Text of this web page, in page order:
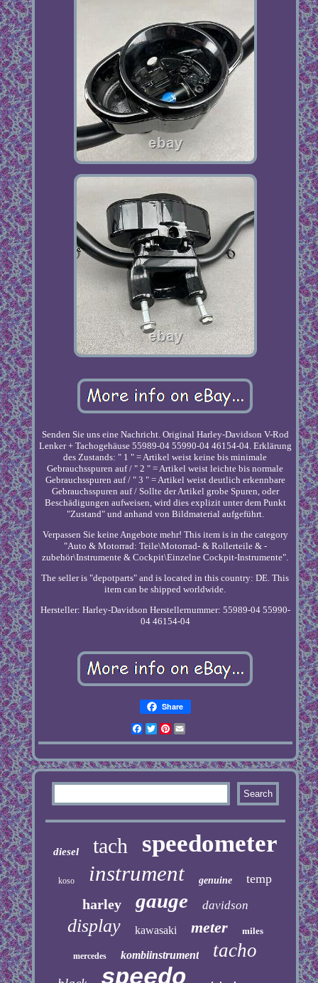
Senden Sie uns eine Nachricht. Original Harley-Davidson V-Rod
Lenker + Tachogehäuse 55989-04 55990-04 46154-04. Erklärung
des Zustands: " 1 " = Artikel weist keine bis minimale
Gebrauchsspuren auf / " 2 " = Artikel weist leichte bis normale
Gebrauchsspuren auf / " 3 " = Artikel weist deutlich erkennbare
Gebrauchsspuren auf / Sollte der Artikel grobe Spuren, oder
Beschädigungen aufweisen, wird dies explizit unter dem Punkt
"Zustand" und anhand von Bildmaterial aufgeführt.
Verpassen Sie keine Angebote mehr! This item is in the category
"Auto & Motorrad: Teile\Motorrad- & Rollerteile & -
zubehör\Instrumente & Cockpit\Einzelne Cockpit-Instrumente".
The seller is "depotparts" and is located in this country: DE. This
item can be shipped worldwide.
Hersteller: Harley-Davidson Herstellernummer: 55989-04 55990-
04 46154-04
Share
Facebook
TwitterPinterest
diesel tach speedometer
koso instrument genuine temp
harley gauge davidson
display kawasaki meter miles
mercedes kombiinstrument tacho